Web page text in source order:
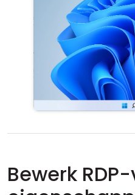
Bewerk